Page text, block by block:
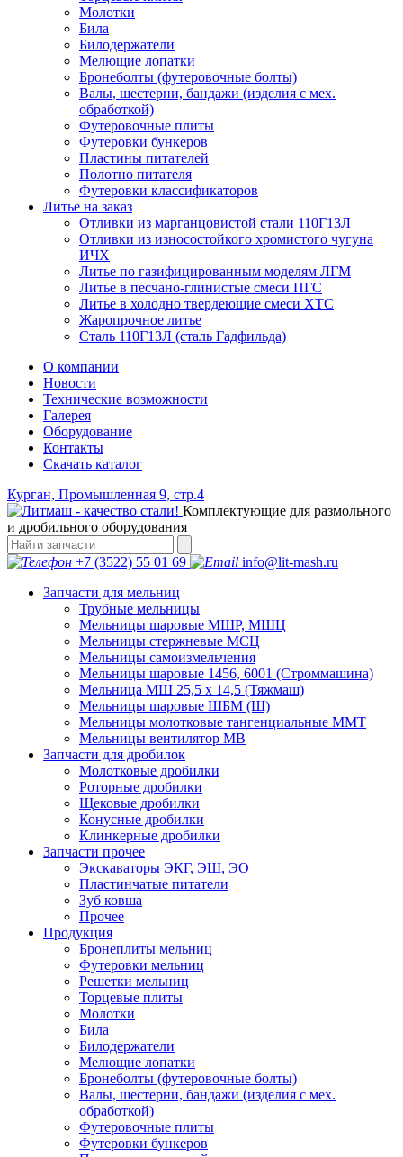
Молотки
Била
Билодержатели
Мелющие лопатки
Бронеболты (футеровочные болты)
Валы, шестерни, бандажи (изделия с мех.
обработкой)
Футеровочные плиты
Футеровки бункеров
Пластины питателей
Полотно питателя
Футеровки классификаторов
Литье на заказ
Отливки из марганцовистой стали 110Г13Л
Отливки из износостойкого хромистого чугуна
ИЧХ
Литье по газифицированным моделям ЛГМ
Литье в песчано-глинистые смеси ПГС
Литье в холодно твердеющие смеси ХТС
Жаропрочное литье
Сталь 110Г13Л (сталь Гадфильда)
О компании
Новости
Технические возможности
Галерея
Оборудование
Контакты
Скачать каталог
Курган, Промышленная 9, стр.4
Комплектующие для размольного
и дробильного оборудования
+7 (3522) 55 01 69
info@lit-mash.ru
Запчасти для мельниц
Трубные мельницы
Мельницы шаровые МШР, МШЦ
Мельницы стержневые МСЦ
Мельницы самоизмельчения
Мельницы шаровые 1456, 6001 (Строммашина)
Мельница МШ 25,5 х 14,5 (Тяжмаш)
Мельницы шаровые ШБМ (Ш)
Мельницы молотковые тангенциальные ММТ
Мельницы вентилятор МВ
Запчасти для дробилок
Молотковые дробилки
Роторные дробилки
Щековые дробилки
Конусные дробилки
Клинкерные дробилки
Запчасти прочее
Экскаваторы ЭКГ, ЭШ, ЭО
Пластинчатые питатели
Зуб ковша
Прочее
Продукция
Бронеплиты мельниц
Футеровки мельниц
Решетки мельниц
Торцевые плиты
Молотки
Била
Билодержатели
Мелющие лопатки
Бронеболты (футеровочные болты)
Валы, шестерни, бандажи (изделия с мех.
обработкой)
Футеровочные плиты
Футеровки бункеров